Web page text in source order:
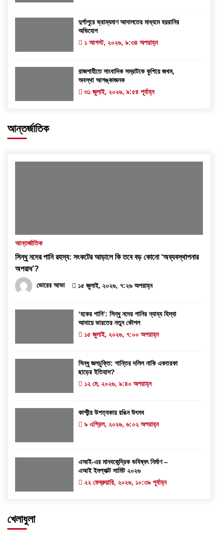
দুর্গাপুরে ভ্রাম্যমাণ আদালতের মাধ্যমে হয়রানির
অভিযোগ
১ আগস্ট, ২০২৬, ৯:৩৪ অপরাহ্ন
রাজশাহীতে সাংবাদিক সম্রাটকে কুপিয়ে জখম,
অবস্থা আশঙ্কাজনক
৩১ জুলাই, ২০২৬, ৯:৫৪ পূর্বাহ্ন
আন্তর্জাতিক
আন্তর্জাতিক
সিন্ধু নদের পানি রহস্য: সংকটের আড়ালে কি তবে বড় কোনো ‘অব্যবস্থাপনার
অপরাধ’?
ভোরের আভা ১৫ জুলাই, ২০২৬, ৭:২৬ অপরাহ্ন
‘হকের পানি’: সিন্ধু নদের পানির ন্যায্য হিস্যা
আদায়ে ভারতের নতুন কৌশল
১৫ জুলাই, ২০২৬, ৭:০০ অপরাহ্ন
সিন্ধু জলচুক্তি: শান্তির দলিল নাকি একতরফা
ছাড়ের ইতিহাস?
১২ মে, ২০২৬, ৯:৪০ অপরাহ্ন
কাশ্মীর উপত্যকায় রঙিন উৎসব
৯ এপ্রিল, ২০২৬, ৬:০২ অপরাহ্ন
এআই-এর মানবকেন্দ্রিক ভবিষ্যৎ নির্মাণ –
এআই ইমপ্যাক্ট সামিট ২০২৬
২২ ফেব্রুয়ারি, ২০২৬, ১০:৩৯ পূর্বাহ্ন
খেলাধুলা